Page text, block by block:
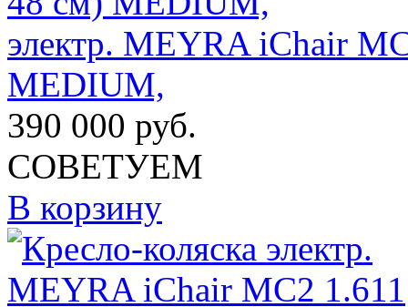
электр. MEYRA iChair
MEDIUM,
390 000 руб.
СОВЕТУЕМ
В корзину